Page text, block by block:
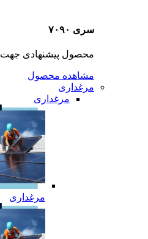
سری ۷۰۹۰
محصول پیشنهادی جهت
مشاهده محصول
مرغداری
مرغداری
مرغداری